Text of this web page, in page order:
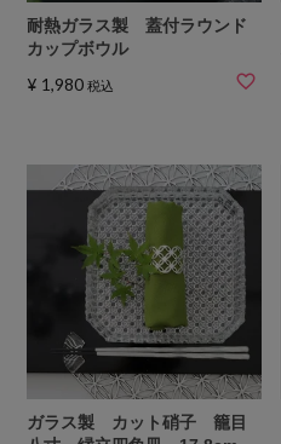
耐熱ガラス製 蓋付ラウンド
カップボウル
¥ 1,980 税込
ガラス製 カット硝子 籠目